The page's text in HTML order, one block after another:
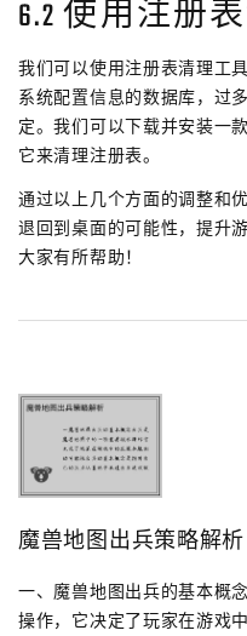
6.2 使用注册
我们可以使用注册表清理工
系统配置信息的数据库，过
定。我们可以下载并安装一
它来清理注册表。
通过以上几个方面的调整和
退回到桌面的可能性，提升
大家有所帮助！
魔兽地图出兵策略解析
一、魔兽地图出兵的基本概
操作，它决定了玩家在游戏